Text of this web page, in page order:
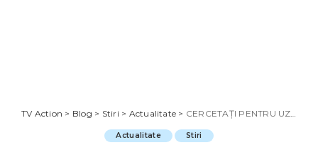
TV Action > Blog > Stiri > Actualitate > CERCETAȚI PENTRU UZURPARE DE CALITĂŢI OFICIALE, LIPSIRE DE LIBERTATE, ÎNŞELĂCIUNE ŞI ŞANTAJ
Actualitate Stiri